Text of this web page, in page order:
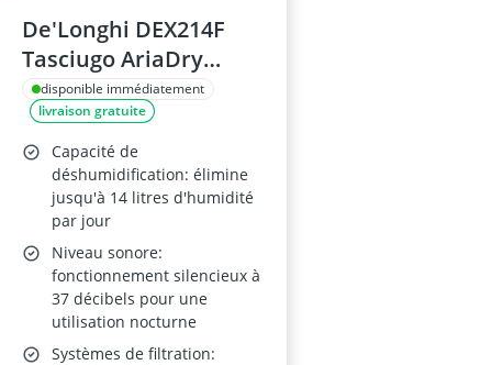
De'Longhi DEX214F
Tasciugo AriaDry
Déshumidificateur
d'air, 14 L, 290 W,
Blanc, 37 dB
disponible immédiatement
livraison gratuite
Capacité de
déshumidification: élimine
jusqu'à 14 litres d'humidité
par jour
Niveau sonore:
fonctionnement silencieux à
37 décibels pour une
utilisation nocturne
Systèmes de filtration: